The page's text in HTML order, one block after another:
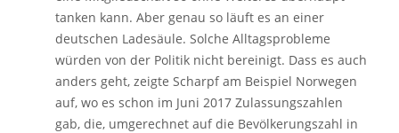
tanken kann. Aber genau so läuft es an einer
deutschen Ladesäule. Solche Alltagsprobleme
würden von der Politik nicht bereinigt. Dass es auch
anders geht, zeigte Scharpf am Beispiel Norwegen
auf, wo es schon im Juni 2017 Zulassungszahlen
gab, die, umgerechnet auf die Bevölkerungszahl in